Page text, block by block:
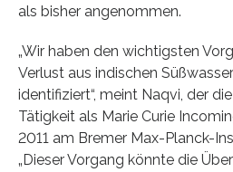
als bisher angenommen.
„Wir haben den wichtigsten
Verlust aus indischen
identifiziert“, meint Naqvi, der
Tätigkeit als Marie Curie
2011 am Bremer Max-Planck-
„Dieser Vorgang könnte die